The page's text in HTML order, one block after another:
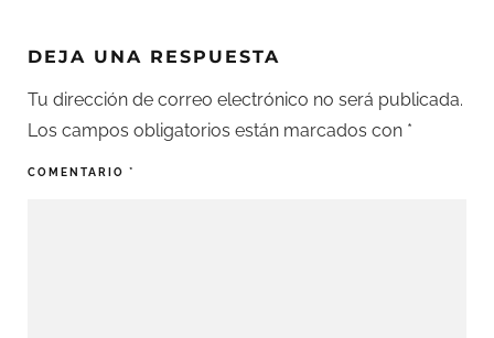
DEJA UNA RESPUESTA
Tu dirección de correo electrónico no será publicada.
Los campos obligatorios están marcados con *
COMENTARIO *